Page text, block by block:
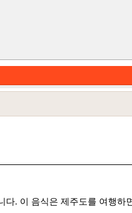
다. 이 음식은 제주도를 여행하